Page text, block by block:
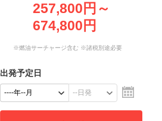
257,800円～
674,800円
※燃油サーチャージ含む ※諸税別途必要
出発予定日